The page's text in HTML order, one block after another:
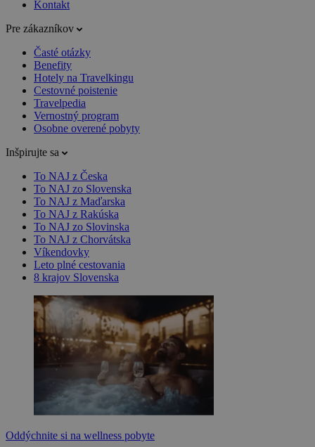
Kontakt
Pre zákazníkov
Časté otázky
Benefity
Hotely na Travelkingu
Cestovné poistenie
Travelpedia
Vernostný program
Osobne overené pobyty
Inšpirujte sa
To NAJ z Česka
To NAJ zo Slovenska
To NAJ z Maďarska
To NAJ z Rakúska
To NAJ zo Slovinska
To NAJ z Chorvátska
Víkendovky
Leto plné cestovania
8 krajov Slovenska
Oddýchnite si na wellness pobyte